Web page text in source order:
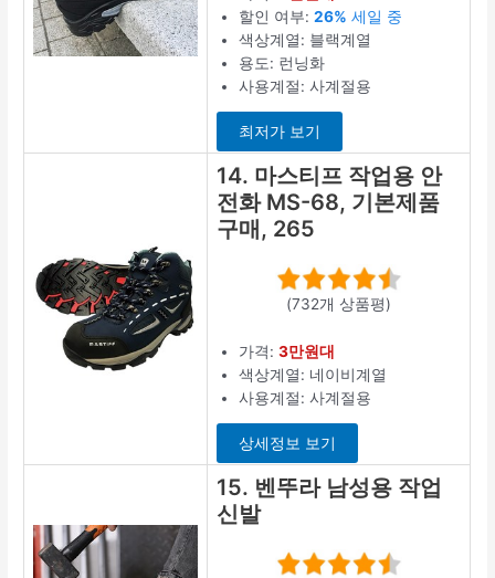
할인 여부:26% 세일 중
색상계열: 블랙계열
용도: 런닝화
사용계절: 사계절용
최저가 보기
14. 마스티프 작업용 안
전화 MS-68, 기본제품
구매, 265
(732개 상품평)
가격:3만원대
색상계열: 네이비계열
사용계절: 사계절용
상세정보 보기
15. 벤뚜라 남성용 작업
신발